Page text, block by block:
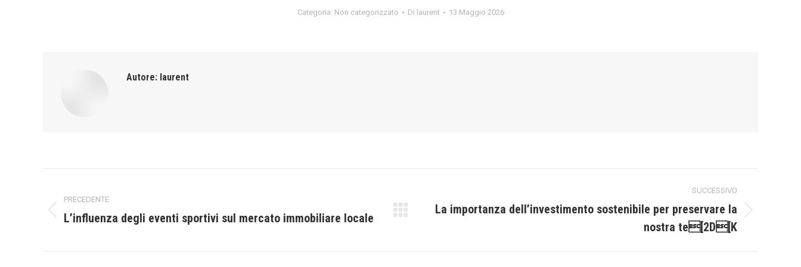
Categoria: Non categorizzato Di laurent 13 Maggio 2026
Autore: laurent
traPRECEDENTE
Post
L’influenza degli eventi sportivi sul mercato immobiliare locale
SUCCESSIVO
Prossimo
La importanza dell’investimento sostenibile per preservare la
nostra te[2D[K